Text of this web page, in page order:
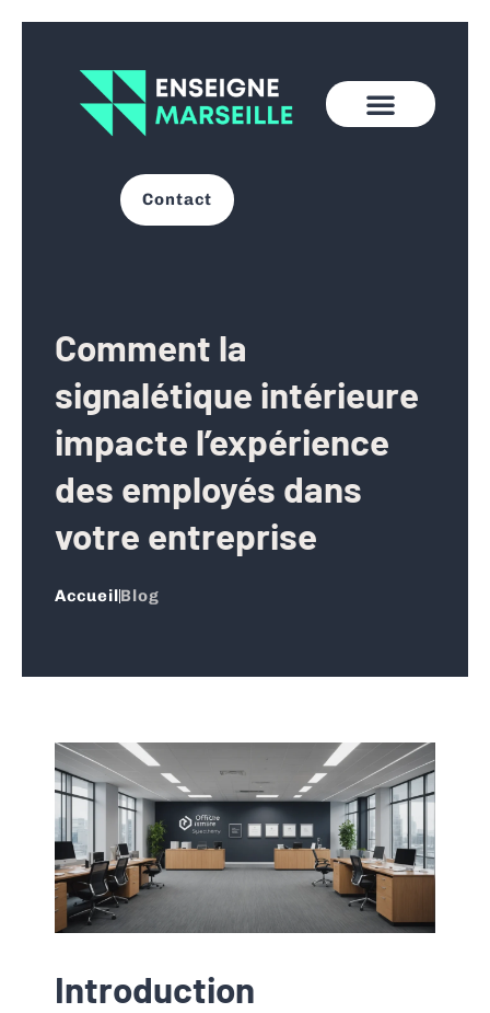
Contact
Comment la
signalétique intérieure
impacte l’expérience
des employés dans
votre entreprise
AccueilBlog
Introduction